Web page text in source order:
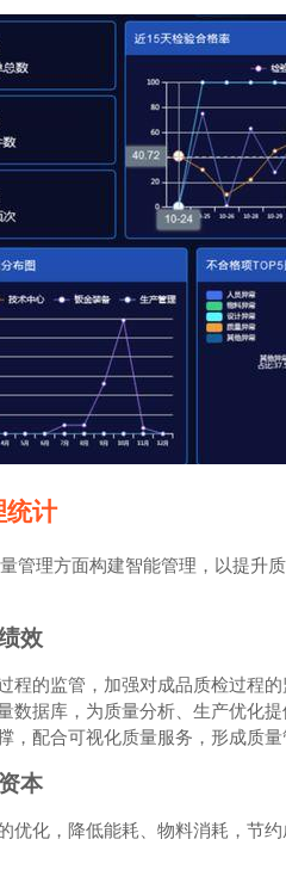
统计
管理方面构建智能管理，以提升
效
程的监管，加强对成品质检过程
数据库，为质量分析、生产优化
，配合可视化质量服务，形成质
本
优化，降低能耗、物料消耗，节